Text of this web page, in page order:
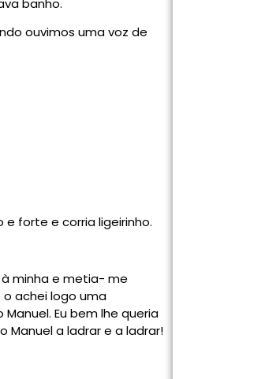
banho.
ouvimos uma voz de
forte e corria ligeirinho.
minha e metia- me
achei logo uma
Eu bem lhe queria
Manuel a ladrar e a ladrar!